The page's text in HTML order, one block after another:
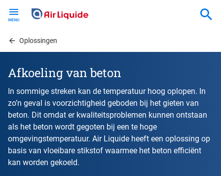
contentOplossingen
Afkoeling van beton
In sommige streken kan de temperatuur hoog oplopen. In
zo’n geval is voorzichtigheid geboden bij het gieten van
beton. Dit omdat er kwaliteitsproblemen kunnen ontstaan
als het beton wordt gegoten bij een te hoge
omgevingstemperatuur. Air Liquide heeft een oplossing op
basis van vloeibare stikstof waarmee het beton efficiënt
kan worden gekoeld.